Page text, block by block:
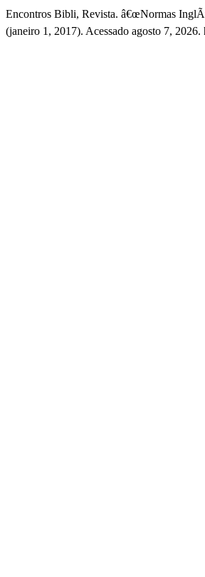
Encontros Bibli, Revista. â€œNormas
(janeiro 1, 2017). Acessado agosto 7,